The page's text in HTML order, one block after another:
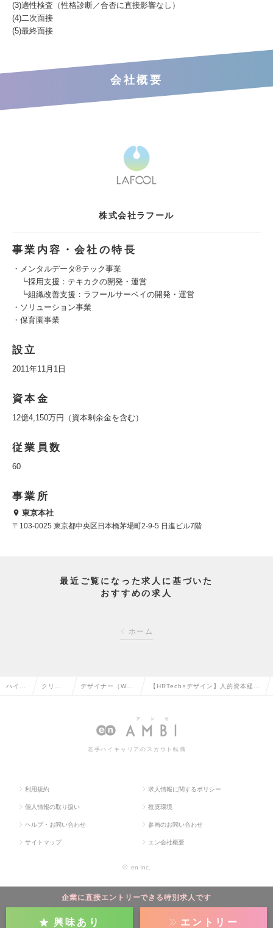
(3)適性検査（性格診断／合否に直接影響なし）
(4)二次面接
(5)最終面接
会社概要
株式会社ラフール
事業内容・会社の特長
・メンタルデータ®テック事業
┗採用支援：テキカクの開発・運営
┗組織改善支援：ラフールサーベイの開発・運営
・ソリューション事業
・保育園事業
設立
2011年11月1日
資本金
12億4,150万円（資本剰余金を含む）
従業員数
60
事業所
東京本社
〒103-0025 東京都中央区日本橋茅場町2-9-5 日進ビル7階
最近ご覧になった求人に基づいた
おすすめの求人
ホーム
企業に直接エントリーできる特別求人です
興味あり エントリー
ハイク クリエ デザイナー（We
ーム関連）の転職
【HRTech×デザイン】人的資本経営
トデザイナー募集の求人情報
若手ハイキャリアのスカウト転職
利用規約 求人情報に関するポリシー
個人情報の取り扱い 推奨環境
ヘルプ・お問い合わせ 参画のお問い合わせ
サイトマップ エン会社概要
© en Inc.